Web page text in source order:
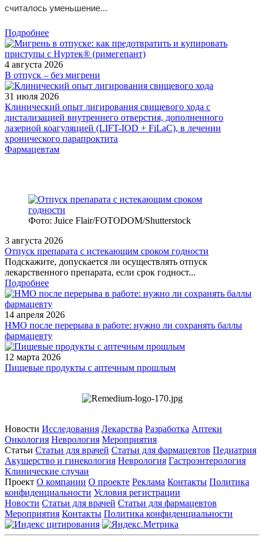
считалось уменьшение...
Подробнее
4 августа 2026
В отпуск – без мигрени
31 июля 2026
Клинический опыт лигирования свищевого хода с
дистализацией внутреннего отверстия, дополненного
лазерной коагуляцией (LIFT-IOD + FiLaC), в лечении
хронического парапроктита
Фармацевтам
Фото: Juice Flair/FOTODOM/Shutterstoсk
3 августа 2026
Отпуск препарата с истекающим сроком годности
Подскажите, допускается ли осуществлять отпуск
лекарственного препарата, если срок годност...
Подробнее
14 апреля 2026
НМО после перерыва в работе: нужно ли сохранять баллы
фармацевту
12 марта 2026
Пищевые продукты с аптечным прошлым
Новости Исследования Лекарства Разработка Аптеки
Онкология Неврология Мероприятия
Статьи Статьи для врачей Статьи для фармацевтов Педиатрия
Акушерство и гинекология Неврология Гастроэнтерология
Клинические случаи
Проект О компании О проекте Реклама Контакты Политика
конфиденциальности Условия регистрации
Новости Статьи для врачей Статьи для фармацевтов
Мероприятия Контакты Политика конфиденциальности